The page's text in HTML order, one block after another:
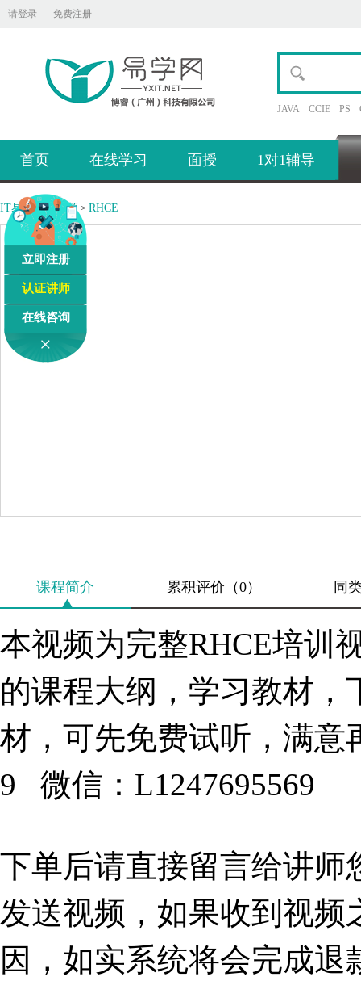
请登录 免费注册
JAVA CCIE PS
首页 在线学习 面授 1对1辅导
IT易学网>视频 > RHCE
课程简介 累积评价（0） 同
本视频为完整RHCE培训
的课程大纲，学习教材，
材，可先免费试听，满意
9 微信：L1247695569
下单后请直接留言给讲师
发送视频，如果收到视频
因，如实系统将会完成
立即注册
认证讲师
在线咨询
×